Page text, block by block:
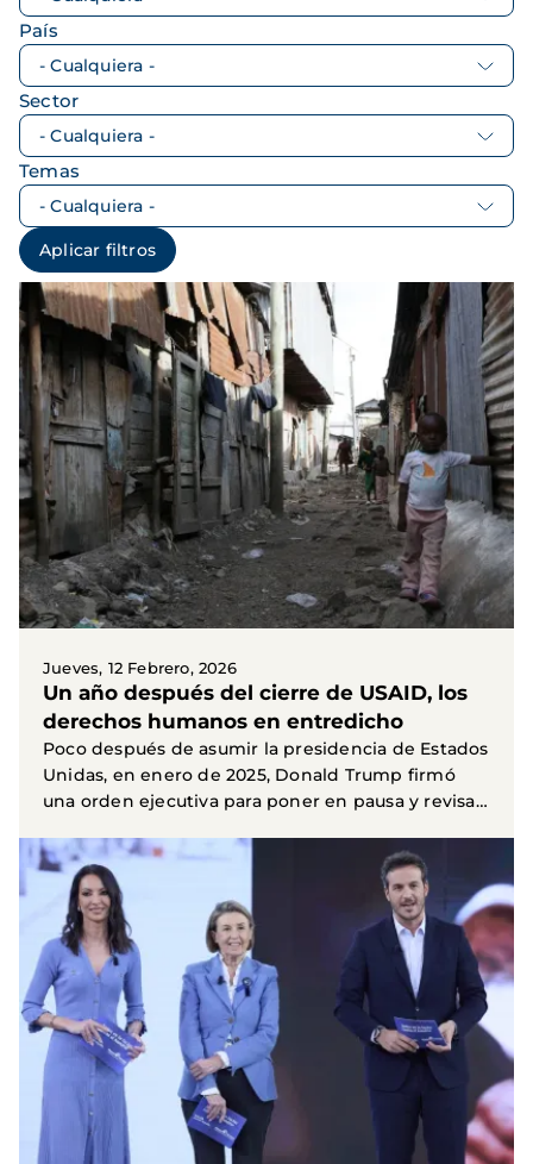
País
Sector
Temas
Jueves, 12 Febrero, 2026
Un año después del cierre de USAID, los
derechos humanos en entredicho
Poco después de asumir la presidencia de Estados
Unidas, en enero de 2025, Donald Trump firmó
una orden ejecutiva para poner en pausa y revisar